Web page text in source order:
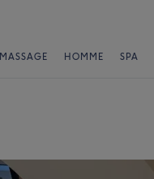
MASSAGE HOMME SPA